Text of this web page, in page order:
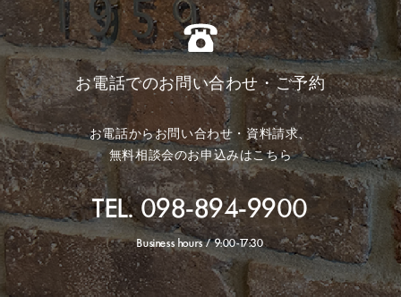
お電話でのお問い合わせ・ご予約
お電話からお問い合わせ・資料請求、
無料相談会のお申込みはこちら
TEL. 098-894-9900
Business hours / 9:00-17:30